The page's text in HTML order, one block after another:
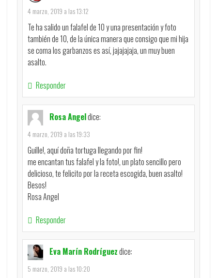
4 marzo, 2019 a las 13:12
Te ha salido un falafel de 10 y una presentación y foto
también de 10, de la única manera que consigo que mi hija
se coma los garbanzos es así, jajajajaja, un muy buen
asalto.
Responder
Rosa Angeldice:
4 marzo, 2019 a las 19:33
Guille!, aquí doña tortuga llegando por fin!
me encantan tus falafel y la foto!, un plato sencillo pero
delicioso, te felicito por la receta escogida, buen asalto!
Besos!
Rosa Angel
Responder
Eva Marín Rodríguezdice:
5 marzo, 2019 a las 10:20